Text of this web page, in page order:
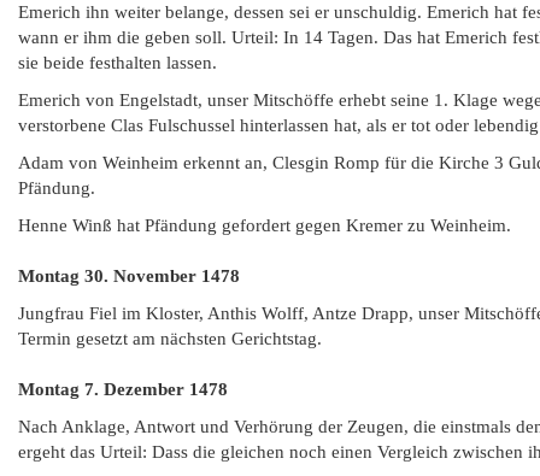
Emerich ihn weiter belange, dessen sei er unschuldig. Emerich hat
wann er ihm die geben soll. Urteil: In 14 Tagen. Das hat Emerich
sie beide festhalten lassen.
Emerich von Engelstadt, unser Mitschöffe erhebt seine 1. Klage
verstorbene Clas Fulschussel hinterlassen hat, als er tot oder
Adam von Weinheim erkennt an, Clesgin Romp für die Kirche 3
Pfändung.
Henne Winß hat Pfändung gefordert gegen Kremer zu Weinheim.
Montag 30. November 1478
Jungfrau Fiel im Kloster, Anthis Wolff, Antze Drapp, unser
Termin gesetzt am nächsten Gerichtstag.
Montag 7. Dezember 1478
Nach Anklage, Antwort und Verhörung der Zeugen, die einstmals
ergeht das Urteil: Dass die gleichen noch einen Vergleich zwischen